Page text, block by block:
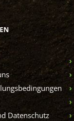
Datenschutz